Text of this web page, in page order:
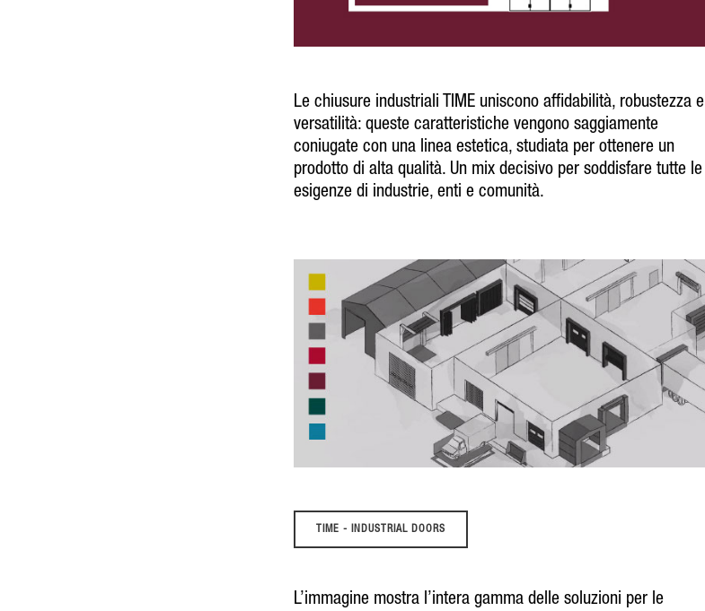
Le chiusure industriali TIME uniscono affidabilità, robustezza e
versatilità: queste caratteristiche vengono saggiamente
coniugate con una linea estetica, studiata per ottenere un
prodotto di alta qualità. Un mix decisivo per soddisfare tutte le
esigenze di industrie, enti e comunità.
TIME - INDUSTRIAL DOORS
L’immagine mostra l’intera gamma delle soluzioni per le